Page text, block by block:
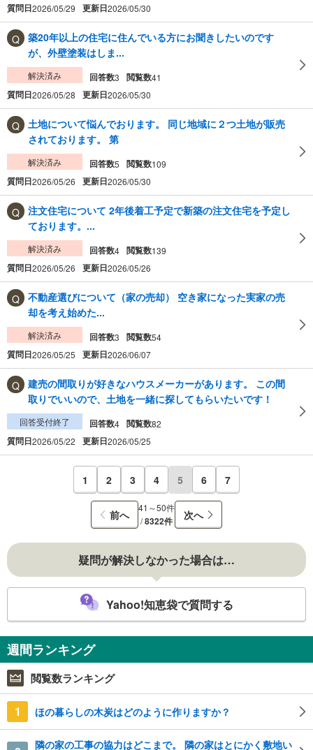
質問日2026/05/29 更新日2026/05/30
築20年以上の住宅に住んでいる方にお聞きしたいのです
が、外壁塗装はしま...
解決済み 回答数3 閲覧数41
質問日2026/05/28 更新日2026/05/30
土地について悩んでおります。 同じ地域に２つ土地が販売
されております。 第
解決済み 回答数5 閲覧数109
質問日2026/05/26 更新日2026/05/30
注文住宅について 2年後着工予定で新築の注文住宅を予定し
ております。...
解決済み 回答数4 閲覧数139
質問日2026/05/26 更新日2026/05/26
不動産選びについて（家の売却） 空き家になった実家の売
却を考え始めた...
解決済み 回答数3 閲覧数54
質問日2026/05/25 更新日2026/06/07
建売の間取りが好きなハウスメーカーがあります。 この間
取りでいいので、土地を一緒に探してもらいたいです！
回答受付終了 回答数4 閲覧数82
質問日2026/05/22 更新日2026/05/25
1 2 3 4 5 6 7
前へ
41～50件
/8322件 次へ
疑問が解決しなかった場合は…
Yahoo!知恵袋で質問する
週間ランキング
閲覧数ランキング
1 ほの暮らしの木炭はどのように作りますか？
隣の家の工事の協力はどこまで。 隣の家はとにかく敷地い